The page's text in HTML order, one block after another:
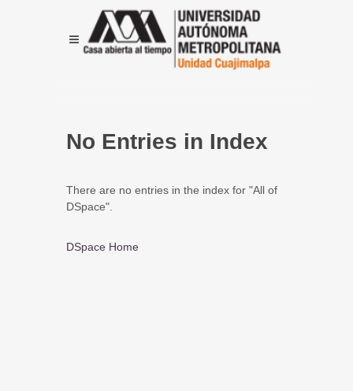
No Entries in Index
There are no entries in the index for "All of
DSpace".
DSpace Home